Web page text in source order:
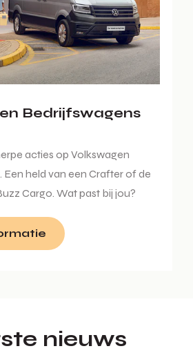
Bedrijfswagens
acties op Volkswagen
Een held van een Crafter of de
Cargo. Wat past bij jou?
nieuws